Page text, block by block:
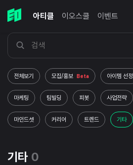
아티클 이오스쿨 이벤트
전체보기 모집/홍보 Beta 아이템 선정
마케팅 팀빌딩 피봇 사업전략
마인드셋 커리어 트렌드 기타
기타 0